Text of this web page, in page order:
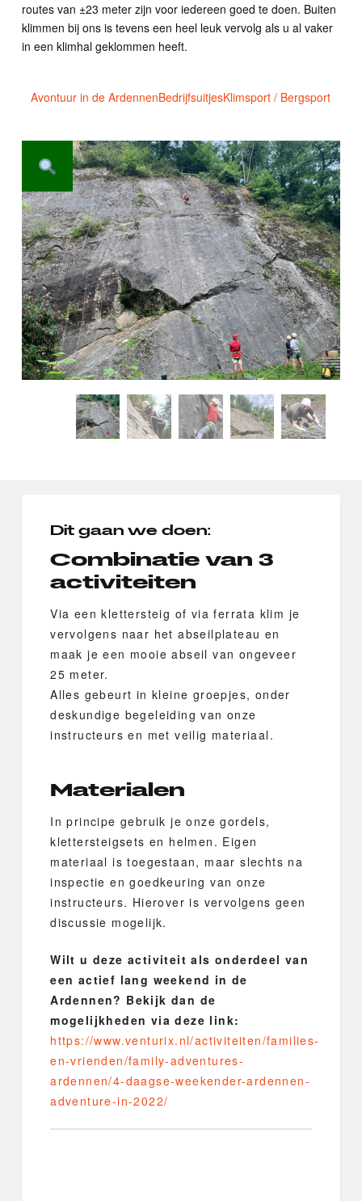
routes van ±23 meter zijn voor iedereen goed te doen. Buiten
klimmen bij ons is tevens een heel leuk vervolg als u al vaker
in een klimhal geklommen heeft.
Avontuur in de ArdennenBedrijfsuitjesKlimsport / Bergsport
Dit gaan we doen:
Combinatie van 3
activiteiten
Via een klettersteig of via ferrata klim je
vervolgens naar het abseilplateau en
maak je een mooie abseil van ongeveer
25 meter.
Alles gebeurt in kleine groepjes, onder
deskundige begeleiding van onze
instructeurs en met veilig materiaal.
Materialen
In principe gebruik je onze gordels,
klettersteigsets en helmen. Eigen
materiaal is toegestaan, maar slechts na
inspectie en goedkeuring van onze
instructeurs. Hierover is vervolgens geen
discussie mogelijk.
Wilt u deze activiteit als onderdeel van
een actief lang weekend in de
Ardennen? Bekijk dan de
mogelijkheden via deze link:
https://www.venturix.nl/activiteiten/families-
en-vrienden/family-adventures-
ardennen/4-daagse-weekender-ardennen-
adventure-in-2022/